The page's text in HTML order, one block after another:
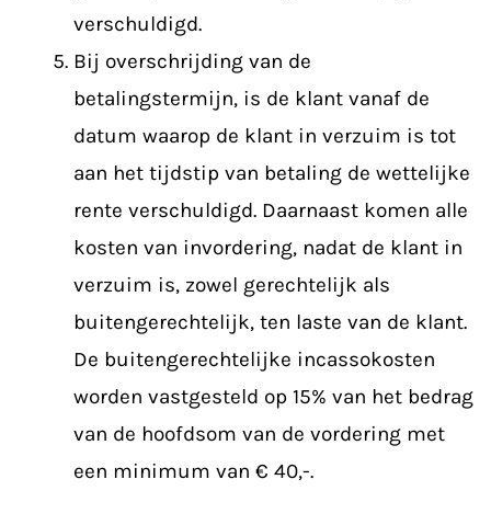
verschuldigd.
Bij overschrijding van de
betalingstermijn, is de klant vanaf de
datum waarop de klant in verzuim is tot
aan het tijdstip van betaling de wettelijke
rente verschuldigd. Daarnaast komen alle
kosten van invordering, nadat de klant in
verzuim is, zowel gerechtelijk als
buitengerechtelijk, ten laste van de klant.
De buitengerechtelijke incassokosten
worden vastgesteld op 15% van het bedrag
van de hoofdsom van de vordering met
een minimum van € 40,-.